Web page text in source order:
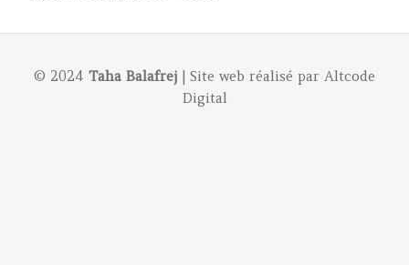
© 2024 Taha Balafrej | Site web réalisé par Altcode
Digital